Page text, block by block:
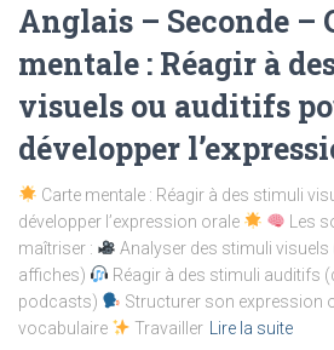
Anglais – Seconde –
mentale : Réagir à
visuels ou auditifs
développer
Carte mentale : Réagir à des stimuli
développer l’expression orale
Les
maîtriser :
Analyser des stimuli visuels
affiches)
Réagir à des stimuli auditifs
podcasts)
Structurer son expression
vocabulaire
Travailler
Lire la suite